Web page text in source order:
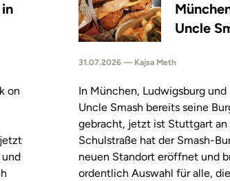
on
Uncle
31.07.2026 — Kajsa Meth
In München, Ludwigsburg
Uncle Smash bereits seine
gebracht, jetzt ist Stuttgart an
Schulstraße hat der Smash-
neuen Standort eröffnet und
ordentlich Auswahl für alle,